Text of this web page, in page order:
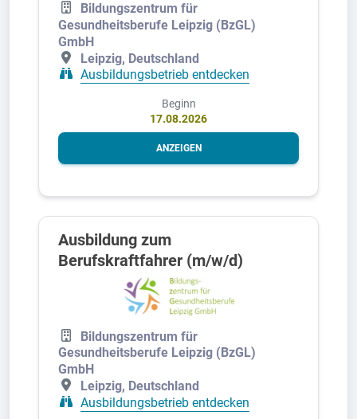
Bildungszentrum für
Gesundheitsberufe Leipzig (BzGL)
GmbH
Leipzig, Deutschland
Ausbildungsbetrieb entdecken
Beginn
17.08.2026
ANZEIGEN
Ausbildung zum
Berufskraftfahrer (m/w/d)
Bildungszentrum für
Gesundheitsberufe Leipzig (BzGL)
GmbH
Leipzig, Deutschland
Ausbildungsbetrieb entdecken